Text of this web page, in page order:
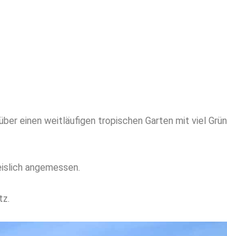
einen weitläufigen tropischen Garten mit viel Grün.
angemessen.